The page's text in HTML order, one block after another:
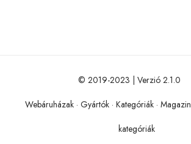
© 2019-2023 | Verzió 2.1.0
Webáruházak · Gyártók · Kategóriák · Magazin
kategóriák